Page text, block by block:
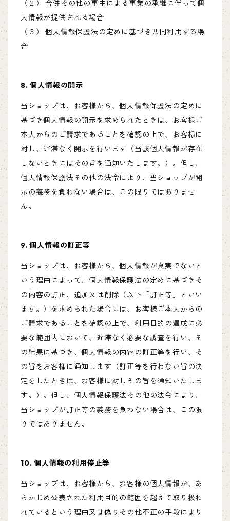
（２） 合併その他の事由による事業の承継に伴って個
人情報が提供される場合
（３） 個人情報保護法の定めに基づき共同利用する場
合
8. 個人情報の開示
当ショップは、お客様から、個人情報保護法の定めに
基づき個人情報の開示を求められたときは、お客様ご
本人からのご請求であることを確認の上で、お客様に
対し、遅滞なく開示を行います（当該個人情報が存在
しないときにはその旨を通知いたします。）。但し、
個人情報保護法その他の法令により、当ショップが開
示の義務を負わない場合は、この限りではありませ
ん。
9. 個人情報の訂正等
当ショップは、お客様から、個人情報が真実でないと
いう理由によって、個人情報保護法の定めに基づきそ
の内容の訂正、追加又は削除（以下「訂正等」といい
ます。）を求められた場合には、お客様ご本人からの
ご請求であることを確認の上で、利用目的の達成に必
要な範囲内において、遅滞なく必要な調査を行い、そ
の結果に基づき、個人情報の内容の訂正等を行い、そ
の旨をお客様に通知します（訂正等を行わない旨の決
定をしたときは、お客様に対しその旨を通知いたしま
す。）。但し、個人情報保護法その他の法令により、
当ショップが訂正等の義務を負わない場合は、この限
りではありません。
10. 個人情報の利用停止等
当ショップは、お客様から、お客様の個人情報が、あ
らかじめ公表された利用目的の範囲を超えて取り扱わ
れているという理由又は偽りその他不正の手段により